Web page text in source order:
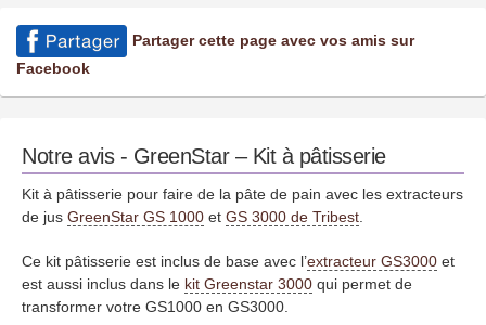
Partager cette page avec vos amis sur
Facebook
Notre avis - GreenStar – Kit à pâtisserie
Kit à pâtisserie pour faire de la pâte de pain avec les extracteurs
de jus GreenStar GS 1000 et GS 3000 de Tribest
Ce kit pâtisserie est inclus de base avec l’extracteur GS3000 et
est aussi inclus dans le kit Greenstar 3000 qui permet de
transformer votre GS1000 en GS3000.